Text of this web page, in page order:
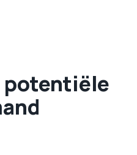
potentiële